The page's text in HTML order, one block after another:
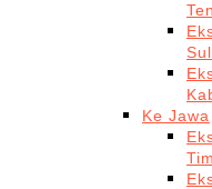
Ke Jawa